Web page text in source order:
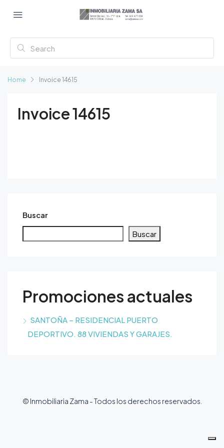
Home Invoice 14615
Invoice 14615
Buscar
Buscar
Promociones actuales
SANTOÑA – RESIDENCIAL PUERTO
DEPORTIVO. 88 VIVIENDAS Y GARAJES.
© Inmobiliaria Zama - Todos los derechos reservados.